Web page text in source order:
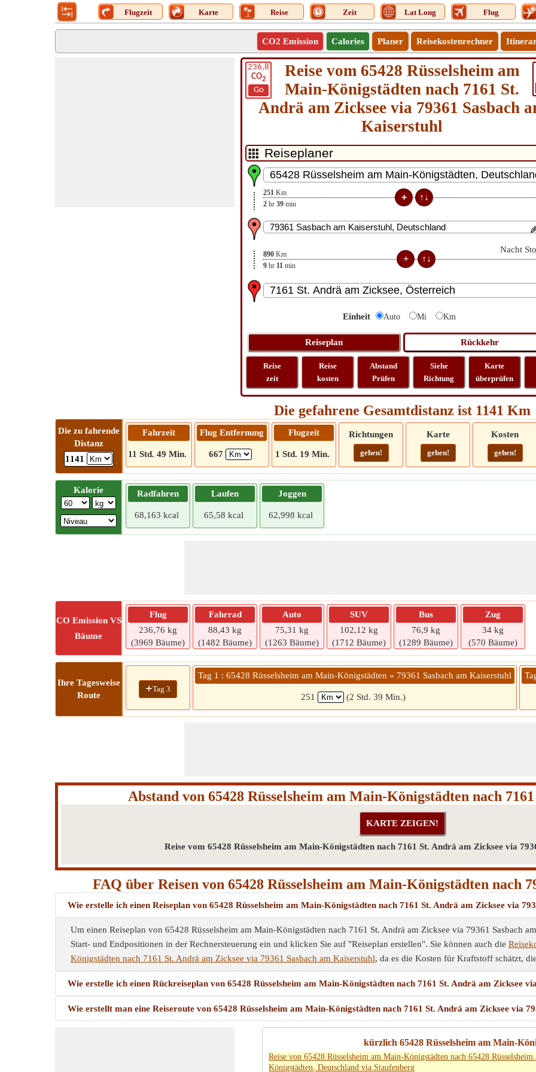
Flugzeit Karte Reise Zeit Lat Long Flug
CO2 Emission Calories Planer Reisekostenrechner
236,8
CO2
Go
Reise vom 65428 Rüsselsheim am
Main-Königstädten nach 7161 St.
Andrä am Zicksee via 79361 Sasbach
Kaiserstuhl
251 Km
2 hr 39 min
Nacht
890 Km
9 hr 11 min
Einheit Auto Mi Km
Reise
zeit
Reise
kosten
Abstand
Prüfen
Siehe
Richtung
Karte
überprüfen
Die gefahrene Gesamtdistanz ist 1141 Km
Die zu fahrende
Distanz
1141
Fahrzeit
11 Std. 49 Min.
Flug Entfernung
667
Flugzeit
1 Std. 19 Min.
Richtungen
gehen!
Karte
gehen!
Kosten
gehen!
Kalorie Radfahren
68,163 kcal
Laufen
65,58 kcal
Joggen
62,998 kcal
CO Emission VS
Bäume
Flug
236,76 kg
(3969 Bäume)
Fahrrad
88,43 kg
(1482 Bäume)
Auto
75,31 kg
(1263 Bäume)
SUV
102,12 kg
(1712 Bäume)
Bus
76,9 kg
(1289 Bäume)
Zug
34 kg
(570 Bäume)
Ihre Tagesweise
Route
+Tag 3
Tag 1 : 65428 Rüsselsheim am Main-Königstädten » 79361 Sasbach am Kaiserstuhl
251 (2 Std. 39 Min.)
Abstand von 65428 Rüsselsheim am Main-Königstädten nach
Reise vom 65428 Rüsselsheim am Main-Königstädten nach 7161 St. Andrä am Zicksee via
FAQ über Reisen von 65428 Rüsselsheim am Main-Königstädten nach
Wie erstelle ich einen Reiseplan von 65428 Rüsselsheim am Main-Königstädten nach 7161 St. Andrä am Zicksee via
Um einen Reiseplan von 65428 Rüsselsheim am Main-Königstädten nach 7161 St. Andrä am Zicksee via 79361 Sasbach
Start- und Endpositionen in der Rechnersteuerung ein und klicken Sie auf "Reiseplan erstellen". Sie können auch die
Königstädten nach 7161 St. Andrä am Zicksee via 79361 Sasbach am Kaiserstuhl, da es die Kosten für Kraftstoff schätzt,
Wie erstelle ich einen Rückreiseplan von 65428 Rüsselsheim am Main-Königstädten nach 7161 St. Andrä am Zicksee
Wie erstellt man eine Reiseroute von 65428 Rüsselsheim am Main-Königstädten nach 7161 St. Andrä am Zicksee via
kürzlich 65428 Rüsselsheim am Main-
Reise von 65428 Rüsselsheim am Main-Königstädten nach 65428
Königstädten, Deutschland via Staufenberg